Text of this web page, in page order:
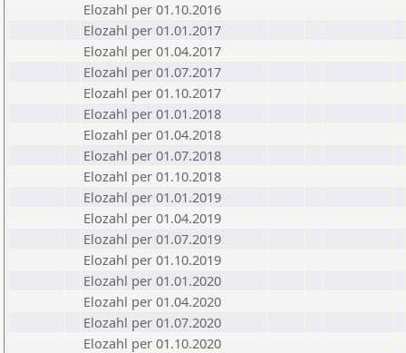
Elozahl per 01.10.2016
Elozahl per 01.01.2017
Elozahl per 01.04.2017
Elozahl per 01.07.2017
Elozahl per 01.10.2017
Elozahl per 01.01.2018
Elozahl per 01.04.2018
Elozahl per 01.07.2018
Elozahl per 01.10.2018
Elozahl per 01.01.2019
Elozahl per 01.04.2019
Elozahl per 01.07.2019
Elozahl per 01.10.2019
Elozahl per 01.01.2020
Elozahl per 01.04.2020
Elozahl per 01.07.2020
Elozahl per 01.10.2020